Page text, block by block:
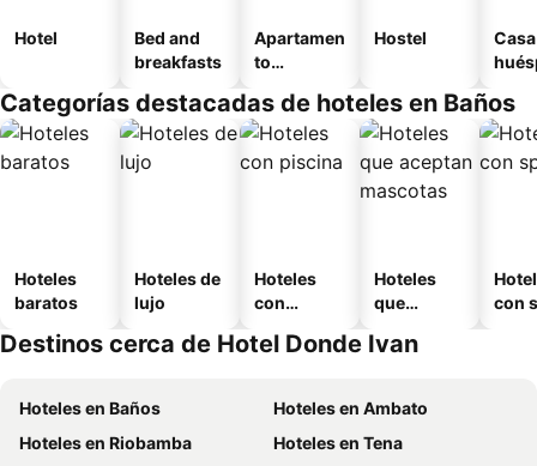
Hotel
Bed and
breakfasts
Apartamen
to
o
Hostel
Categorías destacadas de hoteles en Baños
Hoteles
baratos
Hoteles de
lujo
Hoteles
con
Hoteles
que
mascotas
con
Destinos cerca de Hotel Donde Ivan
Hoteles en Baños
Hoteles en Ambato
Hoteles en Riobamba
Hoteles en Tena